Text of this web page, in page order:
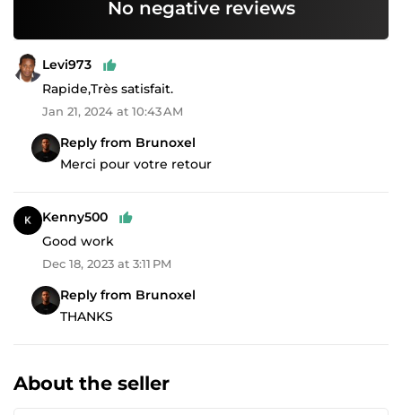
No negative reviews
Levi973
Rapide,Très satisfait.
Jan 21, 2024 at 10:43 AM
Reply from Brunoxel
Merci pour votre retour
Kenny500
Good work
Dec 18, 2023 at 3:11 PM
Reply from Brunoxel
THANKS
About the seller